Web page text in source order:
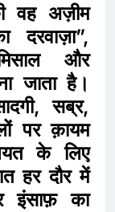
वह अज़ीम
और
जाता है।
सब्र,
पर क़ायम
के लिए
हर दौर में
इंसाफ़ का